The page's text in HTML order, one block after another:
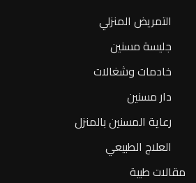
التمريض المنزلي
جليسة مسنين
خادمات وشغالات
دار مسنين
رعاية المسنين بالمنزل
العلاج الطبيعي
مقالات طبية